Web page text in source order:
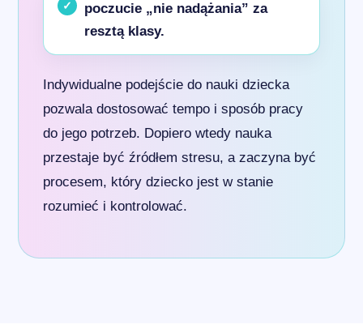
poczucie „nie nadążania” za
resztą klasy.
Indywidualne podejście do nauki dziecka
pozwala dostosować tempo i sposób pracy
do jego potrzeb. Dopiero wtedy nauka
przestaje być źródłem stresu, a zaczyna być
procesem, który dziecko jest w stanie
rozumieć i kontrolować.